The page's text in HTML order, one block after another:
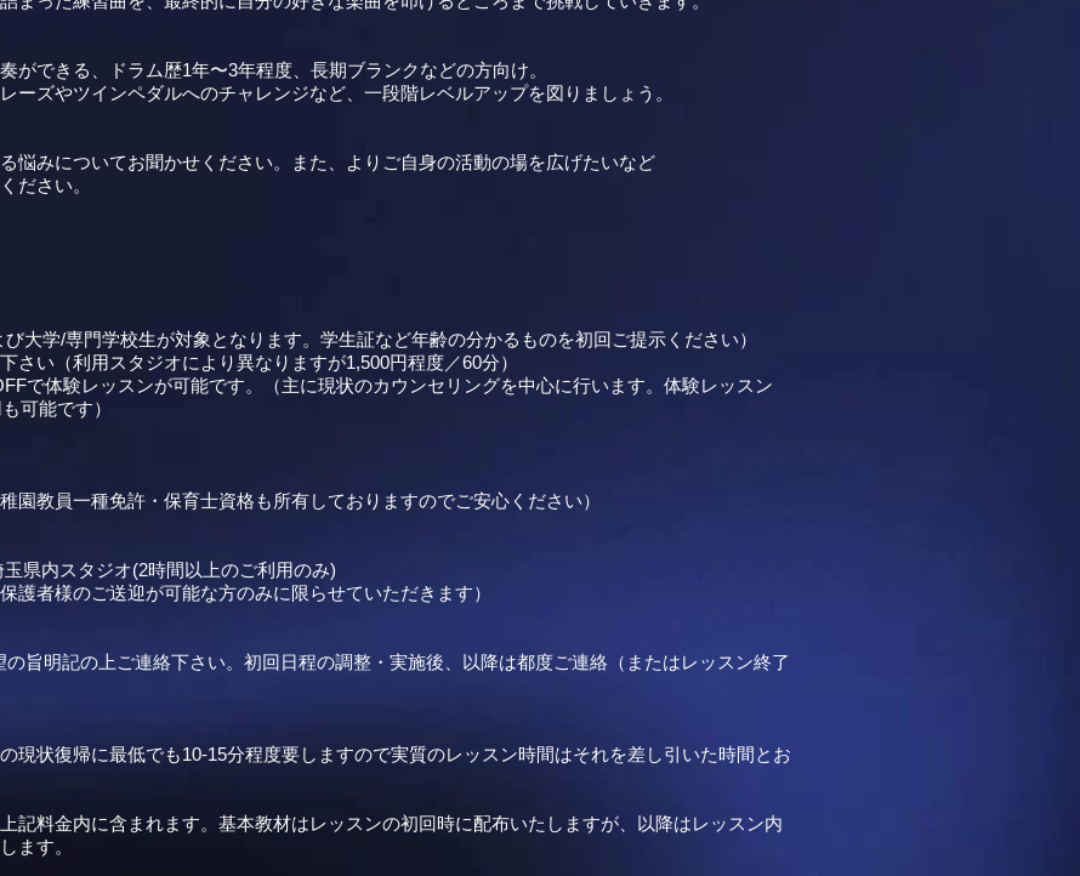
ができる、ドラム歴1年〜3年程度、長期ブランクなどの方向け。
ーズやツインペダルへのチャレンジなど、一段階レベルアップを図りましょう。
悩みについてお聞かせください。また、よりご自身の活動の場を広げたいなど
ださい。
大学/専門学校生が対象となります。学生証など年齢の分かるものを初回ご提示ください）
い（利用スタジオにより異なりますが1,500円程度／60分）
で体験レッスンが可能です。（主に現状のカウンセリングを中心に行います。体験レッスン
可能です）
園教員一種免許・保育士資格も所有しておりますのでご安心ください）
県内スタジオ(2時間以上のご利用のみ)
護者様のご送迎が可能な方のみに限らせていただきます）
の旨明記の上ご連絡下さい。初回日程の調整・実施後、以降は都度ご連絡（またはレッスン終了
現状復帰に最低でも10-15分程度要しますので実質のレッスン時間はそれを差し引いた時間とお
記料金内に含まれます。基本教材はレッスンの初回時に配布いたしますが、以降はレッスン内
ます。